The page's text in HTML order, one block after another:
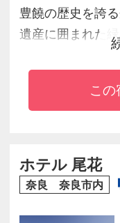
豊饒の歴史を誇
遺産に囲まれた
しています。客
いを感じられる
るインテリアが
トラン、古倉を
滞在を提供いた
この
ホテル 尾花
奈良 奈良市内